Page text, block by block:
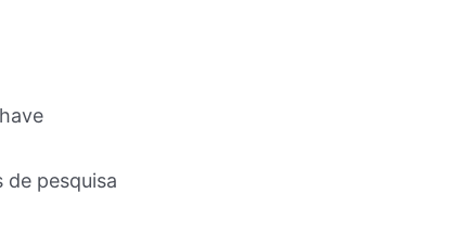
pesquisa